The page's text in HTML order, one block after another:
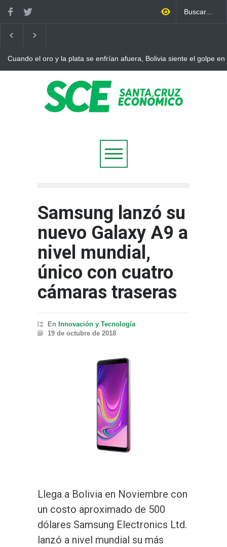
casa
Bolivia rompe dos décadas de distancia con el FMI y pone a
Samsung lanzó su
nuevo Galaxy A9 a
nivel mundial,
único con cuatro
cámaras traseras
En Innovación y Tecnología
19 de octubre de 2018
Llega a Bolivia en Noviembre con
un costo aproximado de 500
dólares Samsung Electronics Ltd.
lanzó a nivel mundial su más